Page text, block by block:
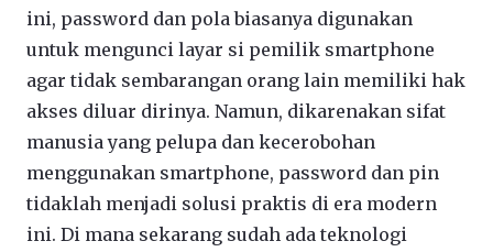
ini, password dan pola biasanya digunakan
untuk mengunci layar si pemilik smartphone
agar tidak sembarangan orang lain memiliki hak
akses diluar dirinya. Namun, dikarenakan sifat
manusia yang pelupa dan kecerobohan
menggunakan smartphone, password dan pin
tidaklah menjadi solusi praktis di era modern
ini. Di mana sekarang sudah ada teknologi